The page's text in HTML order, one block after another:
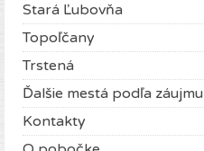
Stará Ľubovňa
Topoľčany
Trstená
Ďalšie mestá podľa záujmu
Kontakty